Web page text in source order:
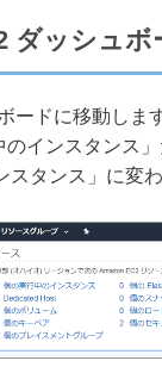
ダッシュボ
ードに移動しま
のインスタンス
スタンス」に変わ